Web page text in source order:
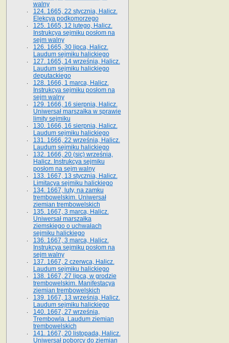
walny
124. 1665, 22 stycznia, Halicz.
Elekcya podkomorzego
125. 1665, 12 lutego, Halicz.
Instrukcya sejmiku posłom na
sejm walny
126. 1665, 30 lipca, Halicz.
Laudum sejmiku halickiego
127. 1665, 14 września, Halicz.
Laudum sejmiku halickiego
deputackiego
128. 1666, 1 marca, Halicz.
Instrukcya sejmiku posłom na
sejm walny
129. 1666, 16 sierpnia, Halicz.
Uniwersał marszałka w sprawie
limity sejmiku
130. 1666, 16 sierpnia, Halicz.
Laudum sejmiku halickiego
131. 1666, 22 września, Halicz.
Laudum sejmiku halickiego
132. 1666, 20 (sic) września,
Halicz. Instrukcya sejmiku
posłom na sejm walny
133. 1667, 13 stycznia, Halicz.
Limitacya sejmiku halickiego
134. 1667, luty, na zamku
trembowelskim. Uniwersał
ziemian trembowelskich
135. 1667, 3 marca, Halicz.
Uniwersał marszałka
ziemskiego o uchwałach
sejmiku halickiego
136. 1667, 3 marca, Halicz.
Instrukcya sejmiku posłom na
sejm walny
137. 1667, 2 czerwca, Halicz.
Laudum sejmiku halickiego
138. 1667, 27 lipca, w grodzie
trembowelskim. Manifestacya
ziemian trembowelskich
139. 1667, 13 września, Halicz.
Laudum sejmiku halickiego
140. 1667, 27 września,
Trembowla. Laudum ziemian
trembowelskich
141. 1667, 20 listopada, Halicz.
Uniwersał poborcy do ziemian